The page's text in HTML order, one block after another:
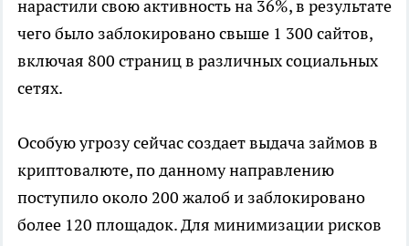
нарастили свою активность на 36%, в результате
чего было заблокировано свыше 1 300 сайтов,
включая 800 страниц в различных социальных
сетях.
Особую угрозу сейчас создает выдача займов в
криптовалюте, по данному направлению
поступило около 200 жалоб и заблокировано
более 120 площадок. Для минимизации рисков